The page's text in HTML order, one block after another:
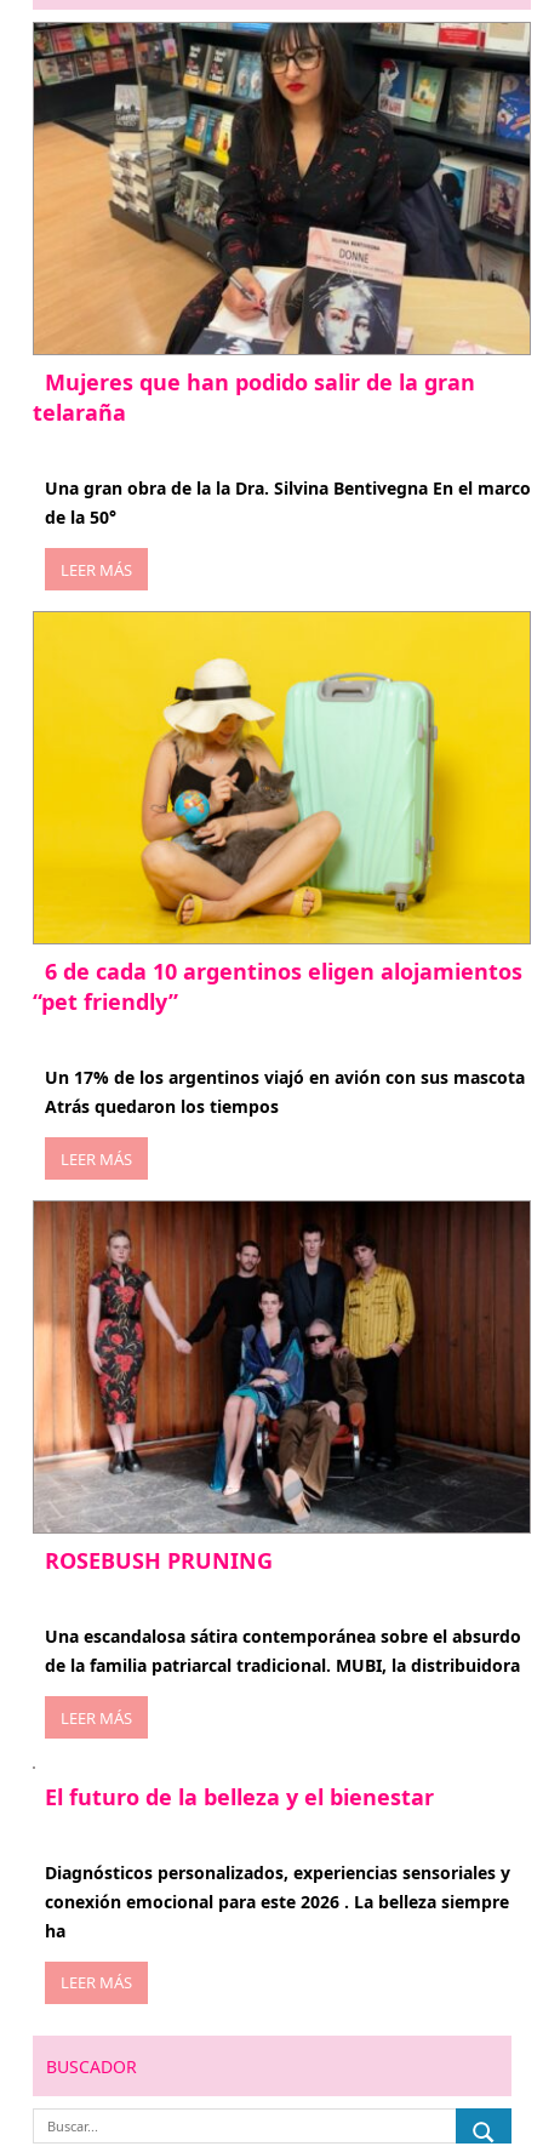
Mujeres que han podido salir de la gran
telaraña
Una gran obra de la la Dra. Silvina Bentivegna En el marco
de la 50°
LEER MÁS
6 de cada 10 argentinos eligen alojamientos
“pet friendly”
Un 17% de los argentinos viajó en avión con sus mascota
Atrás quedaron los tiempos
LEER MÁS
ROSEBUSH PRUNING
Una escandalosa sátira contemporánea sobre el absurdo
de la familia patriarcal tradicional. MUBI, la distribuidora
LEER MÁS
El futuro de la belleza y el bienestar
Diagnósticos personalizados, experiencias sensoriales y
conexión emocional para este 2026 . La belleza siempre
ha
LEER MÁS
BUSCADOR